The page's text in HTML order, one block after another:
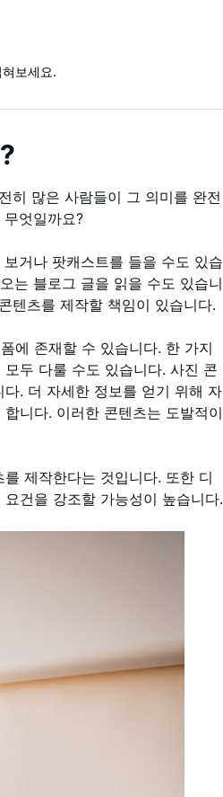
보세요.
히 많은 사람들이 그 의미를 완전
엇일까요?
거나 팟캐스트를 들을 수도 있습
는 블로그 글을 읽을 수도 있습니
텐츠를 제작할 책임이 있습니다.
에 존재할 수 있습니다. 한 가지
두 다룰 수도 있습니다. 사진 콘
. 더 자세한 정보를 얻기 위해 자
니다. 이러한 콘텐츠는 도발적이
제작한다는 것입니다. 또한 디
건을 강조할 가능성이 높습니다.